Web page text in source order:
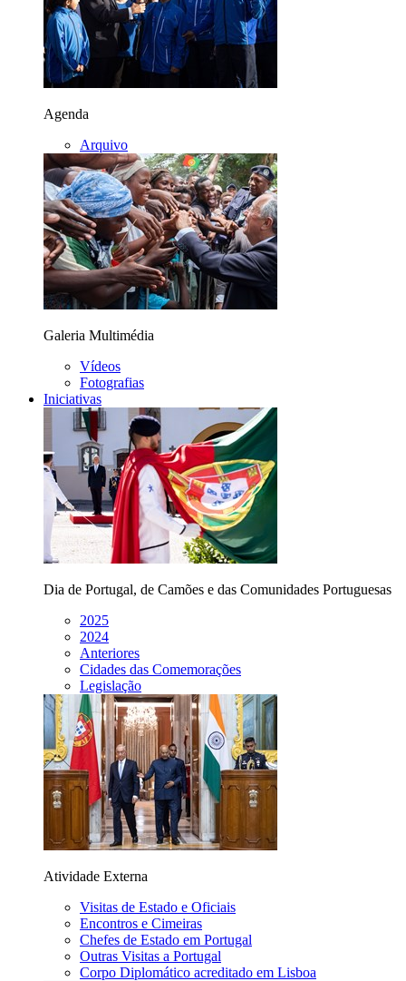
Agenda
Arquivo
Galeria Multimédia
Vídeos
Fotografias
Iniciativas
Dia de Portugal, de Camões e das Comunidades Portuguesas
2025
2024
Anteriores
Cidades das Comemorações
Legislação
Atividade Externa
Visitas de Estado e Oficiais
Encontros e Cimeiras
Chefes de Estado em Portugal
Outras Visitas a Portugal
Corpo Diplomático acreditado em Lisboa